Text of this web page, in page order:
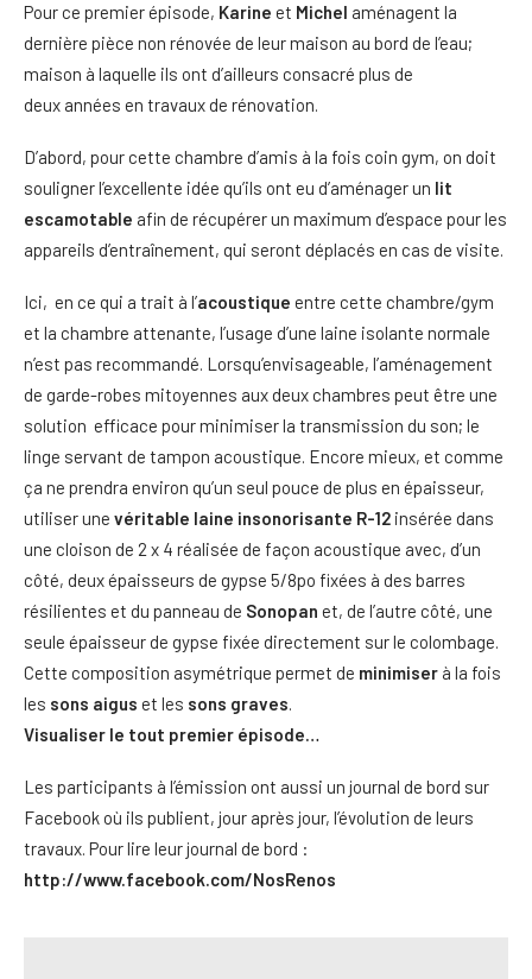
Pour ce premier épisode, Karine et Michel aménagent la
dernière pièce non rénovée de leur maison au bord de l’eau;
maison à laquelle ils ont d’ailleurs consacré plus de
deux années en travaux de rénovation.
D’abord, pour cette chambre d’amis à la fois coin gym, on doit
souligner l’excellente idée qu’ils ont eu d’aménager un lit
escamotable afin de récupérer un maximum d’espace pour les
appareils d’entraînement, qui seront déplacés en cas de visite.
Ici, en ce qui a trait à l’acoustique entre cette chambre/gym
et la chambre attenante, l’usage d’une laine isolante normale
n’est pas recommandé. Lorsqu’envisageable, l’aménagement
de garde-robes mitoyennes aux deux chambres peut être une
solution efficace pour minimiser la transmission du son; le
linge servant de tampon acoustique. Encore mieux, et comme
ça ne prendra environ qu’un seul pouce de plus en épaisseur,
utiliser une véritable laine insonorisante R-12 insérée dans
une cloison de 2 x 4 réalisée de façon acoustique avec, d’un
côté, deux épaisseurs de gypse 5/8po fixées à des barres
résilientes et du panneau de Sonopan et, de l’autre côté, une
seule épaisseur de gypse fixée directement sur le colombage.
Cette composition asymétrique permet de minimiser à la fois
les sons aigus et les sons graves.
Visualiser le tout premier épisode…
Les participants à l’émission ont aussi un journal de bord sur
Facebook où ils publient, jour après jour, l’évolution de leurs
travaux. Pour lire leur journal de bord :
http://www.facebook.com/NosRenos